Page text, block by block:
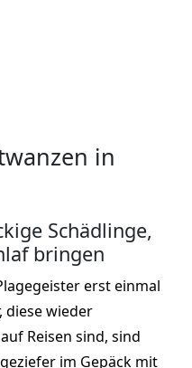
in
Schädlinge,
bringen
erst einmal
diese wieder
Reisen sind, sind
im Gepäck mit